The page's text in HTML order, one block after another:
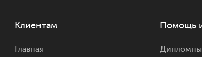
Клиентам
Главная
Помощь